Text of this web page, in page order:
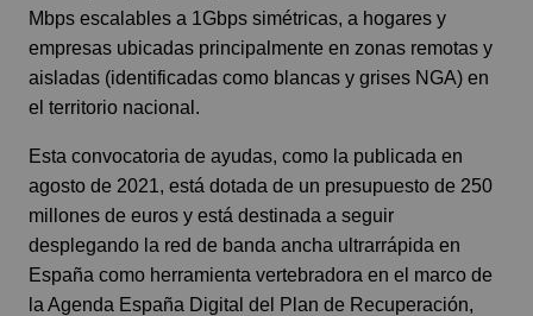
Mbps escalables a 1Gbps simétricas, a hogares y
empresas ubicadas principalmente en zonas remotas y
aisladas (identificadas como blancas y grises NGA) en
el territorio nacional.
Esta convocatoria de ayudas, como la publicada en
agosto de 2021, está dotada de un presupuesto de 250
millones de euros y está destinada a seguir
desplegando la red de banda ancha ultrarrápida en
España como herramienta vertebradora en el marco de
la Agenda España Digital del Plan de Recuperación,